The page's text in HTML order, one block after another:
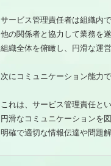
サービス管理責任者は組織内
他の関係者と協力して業務を
組織全体を俯瞰し、円滑な運
次にコミュニケーション能力で
これは、サービス管理責任と
円滑なコミュニケーションを
明確で適切な情報伝達や問題